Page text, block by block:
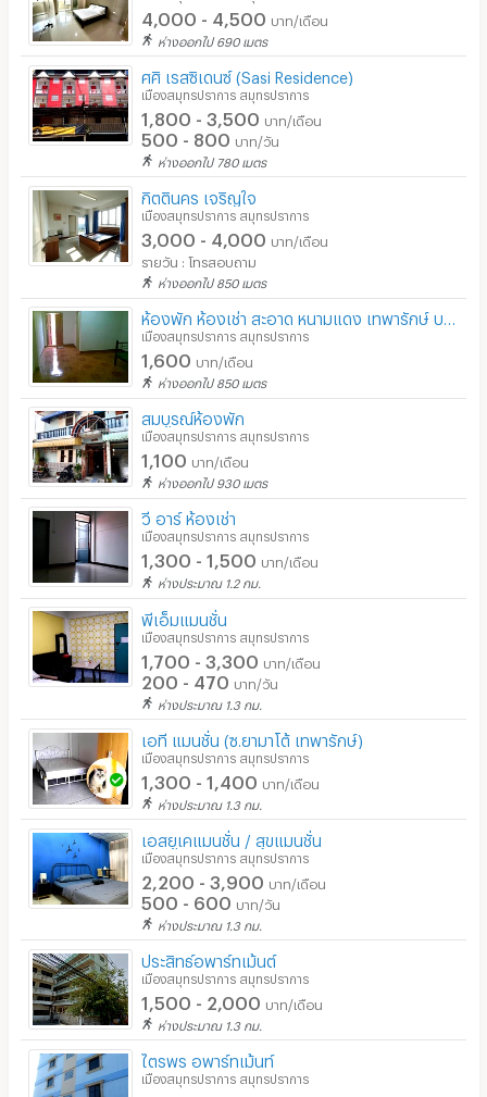
4,000 - 4,500 บาท/เดือน
ห่างออกไป 690 เมตร
ศศิ เรสซิเดนซ์ (Sasi Residence)
เมืองสมุทรปราการ สมุทรปราการ
1,800 - 3,500 บาท/เดือน
500 - 800 บาท/วัน
ห่างออกไป 780 เมตร
กิตตินคร เจริญใจ
เมืองสมุทรปราการ สมุทรปราการ
3,000 - 4,000 บาท/เดือน
รายวัน : โทรสอบถาม
ห่างออกไป 850 เมตร
เมืองสมุทรปราการ สมุทรปราการ
1,600 บาท/เดือน
ห่างออกไป 850 เมตร
สมบูรณ์ห้องพัก
เมืองสมุทรปราการ สมุทรปราการ
1,100 บาท/เดือน
ห่างออกไป 930 เมตร
วี อาร์ ห้องเช่า
เมืองสมุทรปราการ สมุทรปราการ
1,300 - 1,500 บาท/เดือน
ห่างประมาณ 1.2 กม.
พีเอ็มแมนชั่น
เมืองสมุทรปราการ สมุทรปราการ
1,700 - 3,300 บาท/เดือน
200 - 470 บาท/วัน
ห่างประมาณ 1.3 กม.
เอที แมนชั่น (ซ.ยามาโต้ เทพารักษ์)
เมืองสมุทรปราการ สมุทรปราการ
1,300 - 1,400 บาท/เดือน
ห่างประมาณ 1.3 กม.
เอสยูเคแมนชั่น / สุขแมนชั่น
เมืองสมุทรปราการ สมุทรปราการ
2,200 - 3,900 บาท/เดือน
500 - 600 บาท/วัน
ห่างประมาณ 1.3 กม.
ประสิทธ์อพาร์ทเม้นต์
เมืองสมุทรปราการ สมุทรปราการ
1,500 - 2,000 บาท/เดือน
ห่างประมาณ 1.3 กม.
ไตรพร อพาร์ทเม้นท์
เมืองสมุทรปราการ สมุทรปราการ